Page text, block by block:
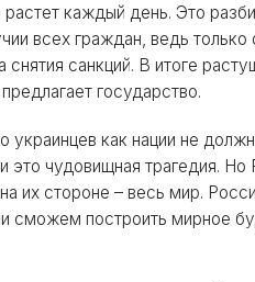
каждый день. Это
всех граждан, ведь
санкций. В итоге
государство.
украинцев как нации не
чудовищная трагедия. Но
их стороне – весь мир.
сможем построить мирное